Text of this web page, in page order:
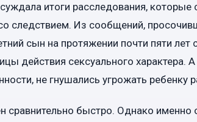
итоги расследования, которые
следствием. Из сообщений,
сын на протяжении почти пяти
действия сексуального характера.
не гнушались угрожать ребенку
сравнительно быстро. Однако именно